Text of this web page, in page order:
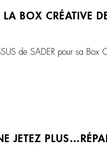
LA BOX CRÉATIVE
de SADER pour sa Box
JETEZ